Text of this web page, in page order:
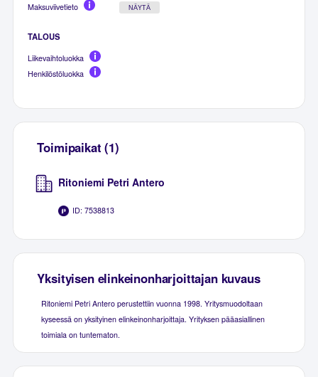
Maksuviivetieto
NÄYTÄ
TALOUS
Liikevaihtoluokka
Henkilöstöluokka
Toimipaikat (1)
Ritoniemi Petri Antero
ID: 7538813
Yksityisen elinkeinonharjoittajan kuvaus
Ritoniemi Petri Antero perustettiin vuonna 1998. Yritysmuodoltaan
kyseessä on yksityinen elinkeinonharjoittaja. Yrityksen pääasiallinen
toimiala on tuntematon.